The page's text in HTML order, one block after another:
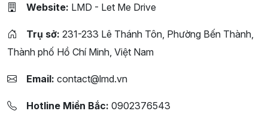
Website: LMD - Let Me Drive
Trụ sở: 231-233 Lê Thánh Tôn, Phường Bến Thành,
Thành phố Hồ Chí Minh, Việt Nam
Email: contact@lmd.vn
Hotline Miền Bắc: 0902376543